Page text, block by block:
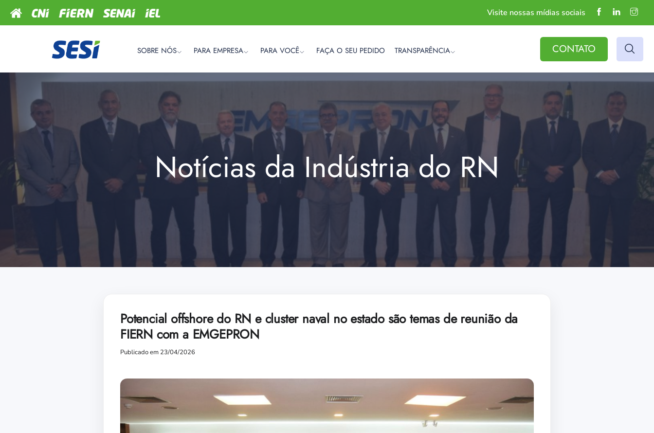
Visite nossas mídias sociais
SOBRE NÓS PARA EMPRESA PARA VOCÊ FAÇA O SEU PEDIDO TRANSPARÊNCIA CONTATO
Notícias da Indústria do RN
Potencial offshore do RN e cluster naval no estado são temas de reunião da
FIERN com a EMGEPRON
Publicado em 23/04/2026